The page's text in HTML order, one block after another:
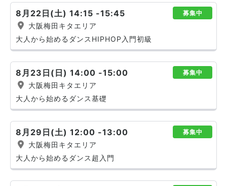
8月22日(土) 14:15 -15:45 募集中
大阪梅田キタエリア
大人から始めるダンスHIPHOP入門初級
8月23日(日) 14:00 -15:00 募集中
大阪梅田キタエリア
大人から始めるダンス基礎
8月29日(土) 12:00 -13:00 募集中
大阪梅田キタエリア
大人から始めるダンス超入門